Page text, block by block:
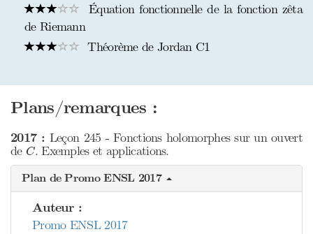
Équation fonctionnelle de la fonction zêta
de Riemann
Théorème de Jordan C1
Plans/remarques :
2017 : Leçon 245 - Fonctions holomorphes sur un ouvert
de C
C. Exemples et applications.
Plan de Promo ENSL 2017
Auteur :
Promo ENSL 2017